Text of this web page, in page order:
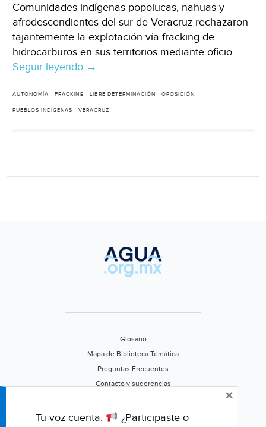
Comunidades indígenas popolucas, nahuas y
afrodescendientes del sur de Veracruz rechazaron
tajantemente la explotación vía fracking de
hidrocarburos en sus territorios mediante oficio …
Seguir leyendo Indígenas
afromestizos
impedirán
→
AUTONOMÍA FRACKING LIBRE DETERMINACIÓN OPOSICIÓN
PUEBLOS INDÍGENAS VERACRUZ
Glosario
Mapa de Biblioteca Temática
Preguntas Frecuentes
Contacto y sugerencias
Califica este portal
Tu voz cuenta.
¿Participaste o
×